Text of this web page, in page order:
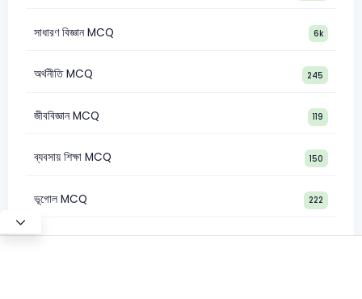
সাধারণ বিজ্ঞান MCQ 6k
অর্থনীতি MCQ 245
জীববিজ্ঞান MCQ 119
ব্যবসায় শিক্ষা MCQ 150
ভূগোল MCQ 222